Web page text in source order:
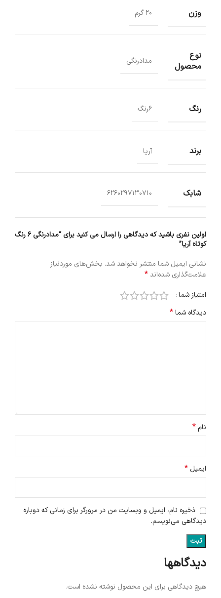
وزن
20 گرم
نوع
محصول
مدادرنگی
رنگ 6رنگ
برند آریا
شابک 6260297130710
دیدگاهها
هیچ دیدگاهی برای این محصول نوشته نشده است.
اولین نفری باشید که دیدگاهی را ارسال می کنید برای “مدادرنگی 6 رنگ
کوتاه آریا”
نشانی ایمیل شما منتشر نخواهد شد. بخش‌های موردنیاز
علامت‌گذاری شده‌اند*
امتیاز شما
دیدگاه شما*
نام*
ایمیل*
ذخیره نام، ایمیل و وبسایت من در مرورگر برای زمانی که دوباره
دیدگاهی می‌نویسم.